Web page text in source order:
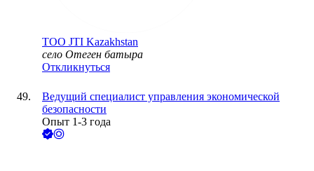
ТОО JTI Kazakhstan
село Отеген батыра
Откликнуться
Ведущий специалист управления экономической
безопасности
Опыт 1-3 года